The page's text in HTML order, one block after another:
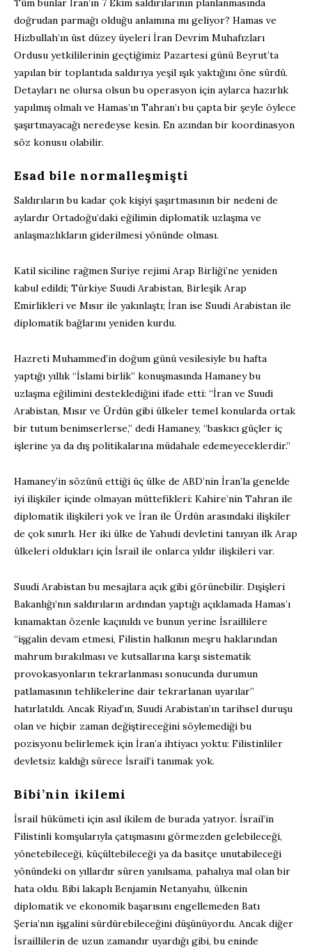
Tüm bunlar İran’ın 7 Ekim saldırılarının planlanmasında
doğrudan parmağı olduğu anlamına mı geliyor? Hamas ve
Hizbullah’ın üst düzey üyeleri İran Devrim Muhafızları
Ordusu yetkililerinin geçtiğimiz Pazartesi günü Beyrut’ta
yapılan bir toplantıda saldırıya yeşil ışık yaktığını öne sürdü.
Detayları ne olursa olsun bu operasyon için aylarca hazırlık
yapılmış olmalı ve Hamas’ın Tahran’ı bu çapta bir şeyle öylece
şaşırtmayacağı neredeyse kesin. En azından bir koordinasyon
söz konusu olabilir.
Esad bile normalleşmişti
Saldırıların bu kadar çok kişiyi şaşırtmasının bir nedeni de
aylardır Ortadoğu’daki eğilimin diplomatik uzlaşma ve
anlaşmazlıkların giderilmesi yönünde olması.
Katil siciline rağmen Suriye rejimi Arap Birliği’ne yeniden
kabul edildi; Türkiye Suudi Arabistan, Birleşik Arap
Emirlikleri ve Mısır ile yakınlaştı; İran ise Suudi Arabistan ile
diplomatik bağlarını yeniden kurdu.
Hazreti Muhammed’in doğum günü vesilesiyle bu hafta
yaptığı yıllık “İslami birlik” konuşmasında Hamaney bu
uzlaşma eğilimini desteklediğini ifade etti: “İran ve Suudi
Arabistan, Mısır ve Ürdün gibi ülkeler temel konularda ortak
bir tutum benimserlerse,” dedi Hamaney, “baskıcı güçler iç
işlerine ya da dış politikalarına müdahale edemeyeceklerdir.”
Hamaney’in sözünü ettiği üç ülke de ABD’nin İran’la genelde
iyi ilişkiler içinde olmayan müttefikleri: Kahire’nin Tahran ile
diplomatik ilişkileri yok ve İran ile Ürdün arasındaki ilişkiler
de çok sınırlı. Her iki ülke de Yahudi devletini tanıyan ilk Arap
ülkeleri oldukları için İsrail ile onlarca yıldır ilişkileri var.
Suudi Arabistan bu mesajlara açık gibi görünebilir. Dışişleri
Bakanlığı’nın saldırıların ardından yaptığı açıklamada Hamas’ı
kınamaktan özenle kaçınıldı ve bunun yerine İsraillilere
“işgalin devam etmesi, Filistin halkının meşru haklarından
mahrum bırakılması ve kutsallarına karşı sistematik
provokasyonların tekrarlanması sonucunda durumun
patlamasının tehlikelerine dair tekrarlanan uyarılar”
hatırlatıldı. Ancak Riyad’ın, Suudi Arabistan’ın tarihsel duruşu
olan ve hiçbir zaman değiştireceğini söylemediği bu
pozisyonu belirlemek için İran’a ihtiyacı yoktu: Filistinliler
devletsiz kaldığı sürece İsrail’i tanımak yok.
Bibi’nin ikilemi
İsrail hükümeti için asıl ikilem de burada yatıyor. İsrail’in
Filistinli komşularıyla çatışmasını görmezden gelebileceği,
yönetebileceği, küçültebileceği ya da basitçe unutabileceği
yönündeki on yıllardır süren yanılsama, pahalıya mal olan bir
hata oldu. Bibi lakaplı Benjamin Netanyahu, ülkenin
diplomatik ve ekonomik başarısını engellemeden Batı
Şeria’nın işgalini sürdürebileceğini düşünüyordu. Ancak diğer
İsraillilerin de uzun zamandır uyardığı gibi, bu eninde